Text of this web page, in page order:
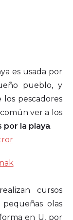
es usada por
pueblo, y
pescadores
ver a los
por la playa.
cursos
olas
en U, por